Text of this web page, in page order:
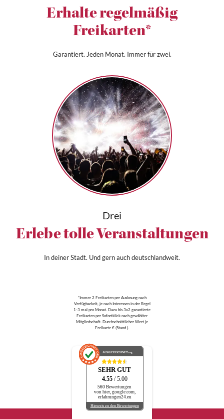
Erhalte regelmäßig
Freikarten*
Garantiert. Jeden Monat. Immer für zwei.
Drei
Erlebe tolle Veranstaltungen
In deiner Stadt. Und gern auch deutschlandweit.
*Immer 2 Freikarten per Auslosung nach
Verfügbarkeit, je nach Interessen in der Regel
1-3 mal pro Monat. Dazu bis 3x2 garantierte
Freikarten per Sofortklick nach gewählter
Mitgliedschaft. Durchschnittlicher Wert je
Freikarte € (Stand ).
AUSGEZEICHNET.org
SEHR GUT
4.55 / 5.00
560 Bewertungen
von hier, google.com,
erfahrungen24.eu
Hinweis zu den Bewertungen